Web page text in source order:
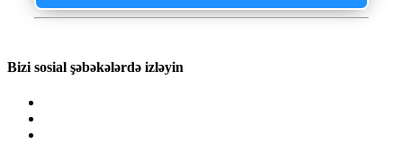
Bizi sosial şəbəkələrdə izləyin